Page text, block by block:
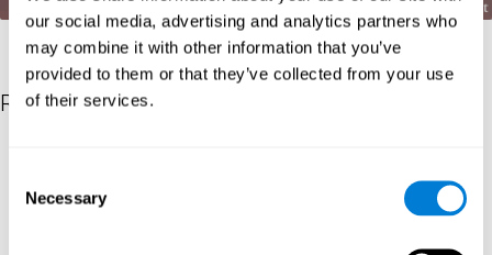
our social media, advertising and analytics partners who
may combine it with other information that you’ve
provided to them or that they’ve collected from your use
of their services.
Selection
Necessary
Références
Wechsler, D. (1997). WAIS-III: Wechsler Adult Intelligence Scale -